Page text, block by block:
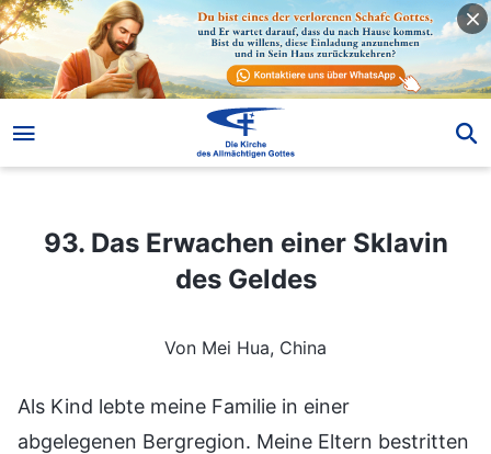
93. Das Erwachen einer Sklavin des Geldes
93. Das Erwachen einer Sklavin
des Geldes
Von Mei Hua, China
Als Kind lebte meine Familie in einer
abgelegenen Bergregion. Meine Eltern bestritten